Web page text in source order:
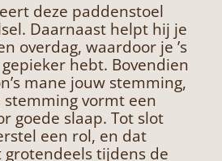
deze paddenstoel
Daarnaast helpt hij je
overdag, waardoor je ’s
hebt. Bovendien
mane jouw stemming,
vormt een
goede slaap. Tot slot
een rol, en dat
tijdens de